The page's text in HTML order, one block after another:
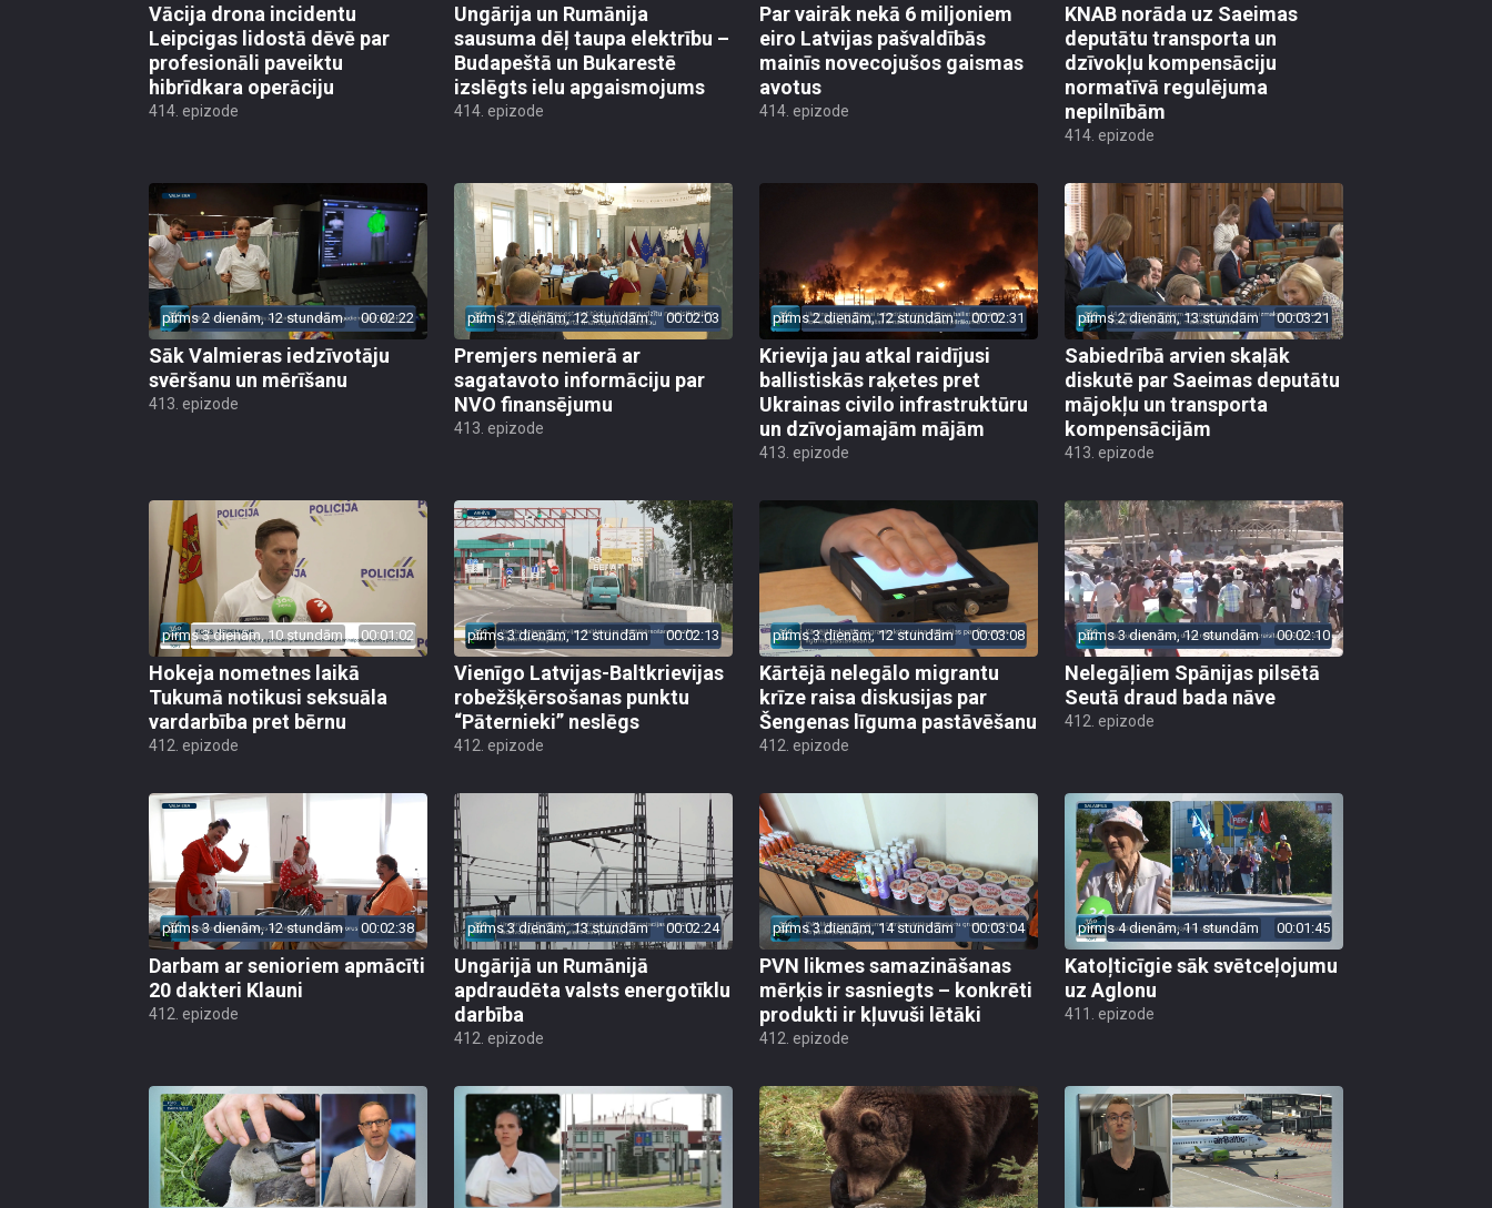
Vācija drona incidentu
Leipcigas lidostā dēvē par
profesionāli paveiktu
hibrīdkara operāciju
414. epizode
Ungārija un Rumānija
sausuma dēļ taupa elektrību –
Budapeštā un Bukarestē
izslēgts ielu apgaismojums
414. epizode
Par vairāk nekā 6 miljoniem
eiro Latvijas pašvaldībās
mainīs novecojušos gaismas
avotus
414. epizode
KNAB norāda uz Saeimas
deputātu transporta un
dzīvokļu kompensāciju
normatīvā regulējuma
nepilnībām
414. epizode
pirms 2 dienām, 12 stundām 00:02:22
Sāk Valmieras iedzīvotāju
svēršanu un mērīšanu
413. epizode
pirms 2 dienām, 12 stundām 00:02:03
Premjers nemierā ar
sagatavoto informāciju par
NVO finansējumu
413. epizode
pirms 2 dienām, 12 stundām 00:02:31
Krievija jau atkal raidījusi
ballistiskās raķetes pret
Ukrainas civilo infrastruktūru
un dzīvojamajām mājām
413. epizode
pirms 2 dienām, 13 stundām 00:03:21
Sabiedrībā arvien skaļāk
diskutē par Saeimas deputātu
mājokļu un transporta
kompensācijām
413. epizode
pirms 3 dienām, 10 stundām 00:01:02
Hokeja nometnes laikā
Tukumā notikusi seksuāla
vardarbība pret bērnu
412. epizode
pirms 3 dienām, 12 stundām 00:02:13
Vienīgo Latvijas-Baltkrievijas
robežšķērsošanas punktu
“Pāternieki” neslēgs
412. epizode
pirms 3 dienām, 12 stundām 00:03:08
Kārtējā nelegālo migrantu
krīze raisa diskusijas par
Šengenas līguma pastāvēšanu
412. epizode
pirms 3 dienām, 12 stundām 00:02:10
Nelegāļiem Spānijas pilsētā
Seutā draud bada nāve
412. epizode
pirms 3 dienām, 12 stundām 00:02:38
Darbam ar senioriem apmācīti
20 dakteri Klauni
412. epizode
pirms 3 dienām, 13 stundām 00:02:24
Ungārijā un Rumānijā
apdraudēta valsts energotīklu
darbība
412. epizode
pirms 3 dienām, 14 stundām 00:03:04
PVN likmes samazināšanas
mērķis ir sasniegts – konkrēti
produkti ir kļuvuši lētāki
412. epizode
pirms 4 dienām, 11 stundām 00:01:45
Katoļticīgie sāk svētceļojumu
uz Aglonu
411. epizode